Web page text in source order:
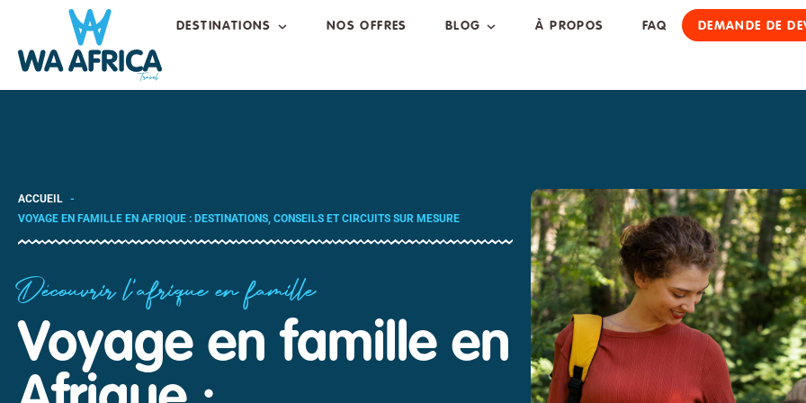
DESTINATIONS NOS OFFRES BLOG À PROPOS FAQ DEMANDE DE
ACCUEIL
VOYAGE EN FAMILLE EN AFRIQUE : DESTINATIONS, CONSEILS ET CIRCUITS SUR MESURE
Découvrir l'afrique en famille
Voyage en famille en